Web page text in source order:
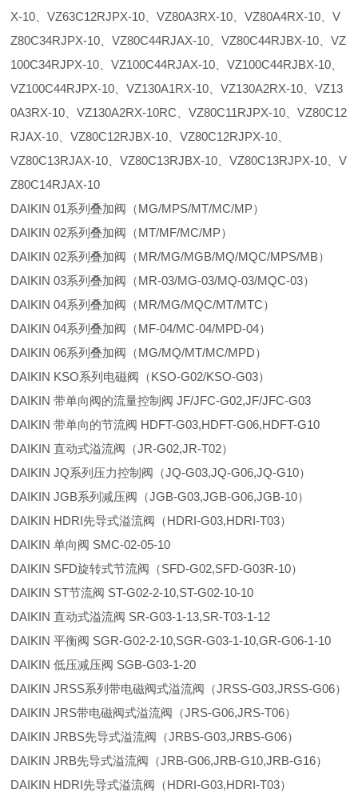
X-10、VZ63C12RJPX-10、VZ80A3RX-10、VZ80A4RX-10、V
Z80C34RJPX-10、VZ80C44RJAX-10、VZ80C44RJBX-10、VZ
100C34RJPX-10、VZ100C44RJAX-10、VZ100C44RJBX-10、
VZ100C44RJPX-10、VZ130A1RX-10、VZ130A2RX-10、VZ13
0A3RX-10、VZ130A2RX-10RC、VZ80C11RJPX-10、VZ80C12
RJAX-10、VZ80C12RJBX-10、VZ80C12RJPX-10、
VZ80C13RJAX-10、VZ80C13RJBX-10、VZ80C13RJPX-10、V
Z80C14RJAX-10
DAIKIN 01系列叠加阀（MG/MPS/MT/MC/MP）
DAIKIN 02系列叠加阀（MT/MF/MC/MP）
DAIKIN 02系列叠加阀（MR/MG/MGB/MQ/MQC/MPS/MB）
DAIKIN 03系列叠加阀（MR-03/MG-03/MQ-03/MQC-03）
DAIKIN 04系列叠加阀（MR/MG/MQC/MT/MTC）
DAIKIN 04系列叠加阀（MF-04/MC-04/MPD-04）
DAIKIN 06系列叠加阀（MG/MQ/MT/MC/MPD）
DAIKIN KSO系列电磁阀（KSO-G02/KSO-G03）
DAIKIN 带单向阀的流量控制阀 JF/JFC-G02,JF/JFC-G03
DAIKIN 带单向的节流阀 HDFT-G03,HDFT-G06,HDFT-G10
DAIKIN 直动式溢流阀（JR-G02,JR-T02）
DAIKIN JQ系列压力控制阀（JQ-G03,JQ-G06,JQ-G10）
DAIKIN JGB系列减压阀（JGB-G03,JGB-G06,JGB-10）
DAIKIN HDRI先导式溢流阀（HDRI-G03,HDRI-T03）
DAIKIN 单向阀 SMC-02-05-10
DAIKIN SFD旋转式节流阀（SFD-G02,SFD-G03R-10）
DAIKIN ST节流阀 ST-G02-2-10,ST-G02-10-10
DAIKIN 直动式溢流阀 SR-G03-1-13,SR-T03-1-12
DAIKIN 平衡阀 SGR-G02-2-10,SGR-G03-1-10,GR-G06-1-10
DAIKIN 低压减压阀 SGB-G03-1-20
DAIKIN JRSS系列带电磁阀式溢流阀（JRSS-G03,JRSS-G06）
DAIKIN JRS带电磁阀式溢流阀（JRS-G06,JRS-T06）
DAIKIN JRBS先导式溢流阀（JRBS-G03,JRBS-G06）
DAIKIN JRB先导式溢流阀（JRB-G06,JRB-G10,JRB-G16）
DAIKIN HDRI先导式溢流阀（HDRI-G03,HDRI-T03）